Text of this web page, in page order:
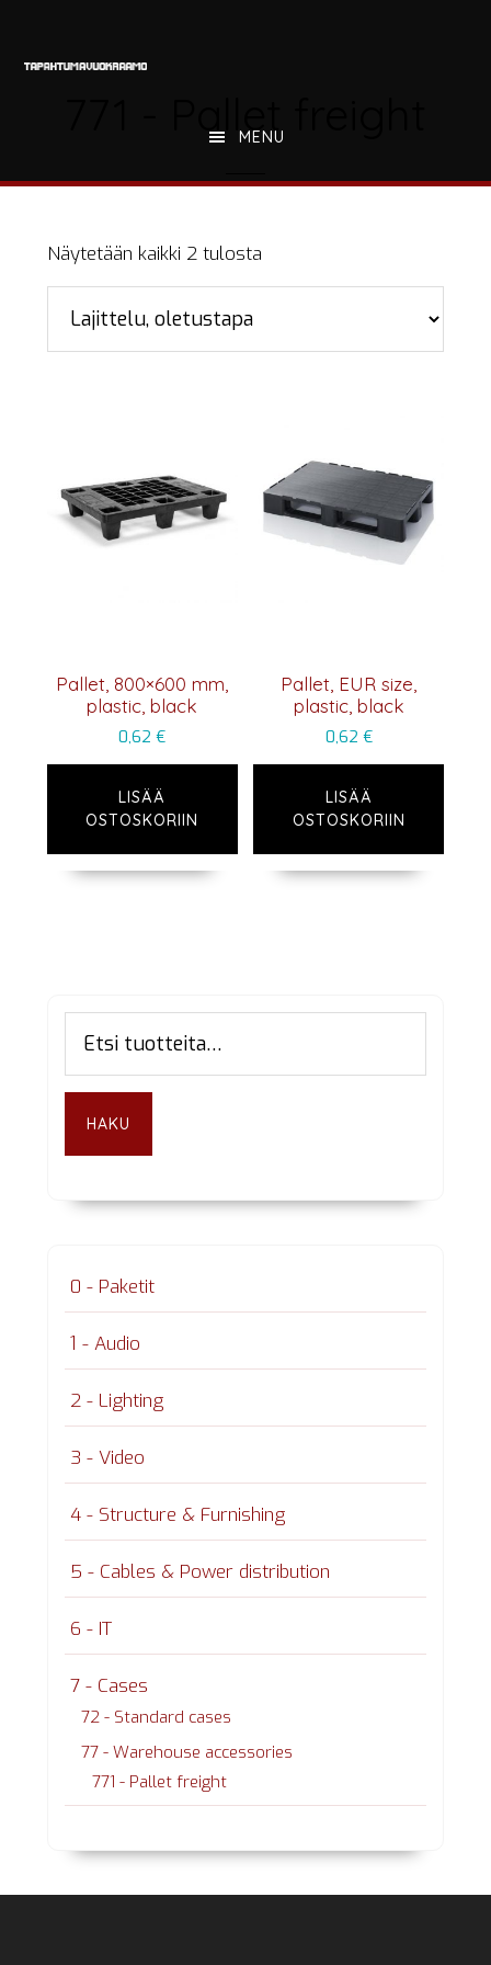
sivupalkkiin
MENU
Näytetään kaikki 2 tulosta
Pallet, 800×600 mm,
plastic, black
0,62€
LISÄÄ
OSTOSKORIIN
Pallet, EUR size,
plastic, black
0,62 €
LISÄÄ
OSTOSKORIIN
Ensisijainen
sivupalkki
HAKU
0 - Paketit
1 - Audio
2 - Lighting
3 - Video
4 - Structure & Furnishing
5 - Cables & Power distribution
6 - IT
7 - Cases
72 - Standard cases
77 - Warehouse accessories
771 - Pallet freight